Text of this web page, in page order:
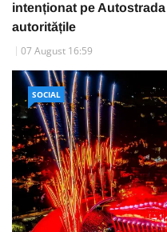
intenționat pe
autoritățile
07 August 16:59
SOCIAL